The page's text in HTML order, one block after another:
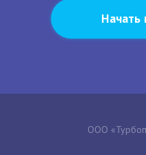
Начать
ООО